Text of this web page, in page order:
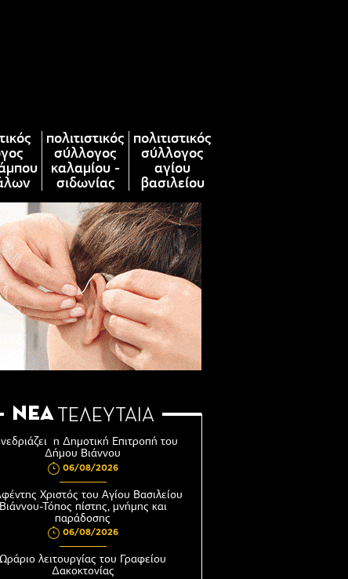
πολιτιστικός
σύλλογος
καλαμίου -
σιδωνίας
πολιτιστικός
σύλλογος
αγίου
βασιλείου
ΝΕΑ ΤΕΛΕΥΤΑΙΑ
η Δημοτική Επιτροπή του
Δήμου Βιάννου
06/08/2026
Χριστός του Αγίου Βασιλείου
Βιάννου-Τόπος πίστης, μνήμης και
παράδοσης
06/08/2026
Ωράριο λειτουργίας του Γραφείου
Δακοκτονίας